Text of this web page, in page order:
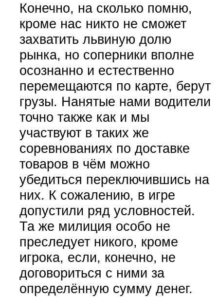
Конечно, на сколько помню,
кроме нас никто не сможет
захватить львиную долю
рынка, но соперники вполне
осознанно и естественно
перемещаются по карте, берут
грузы. Нанятые нами водители
точно также как и мы
участвуют в таких же
соревнованиях по доставке
товаров в чём можно
убедиться переключившись на
них. К сожалению, в игре
допустили ряд условностей.
Та же милиция особо не
преследует никого, кроме
игрока, если, конечно, не
договориться с ними за
определённую сумму денег.